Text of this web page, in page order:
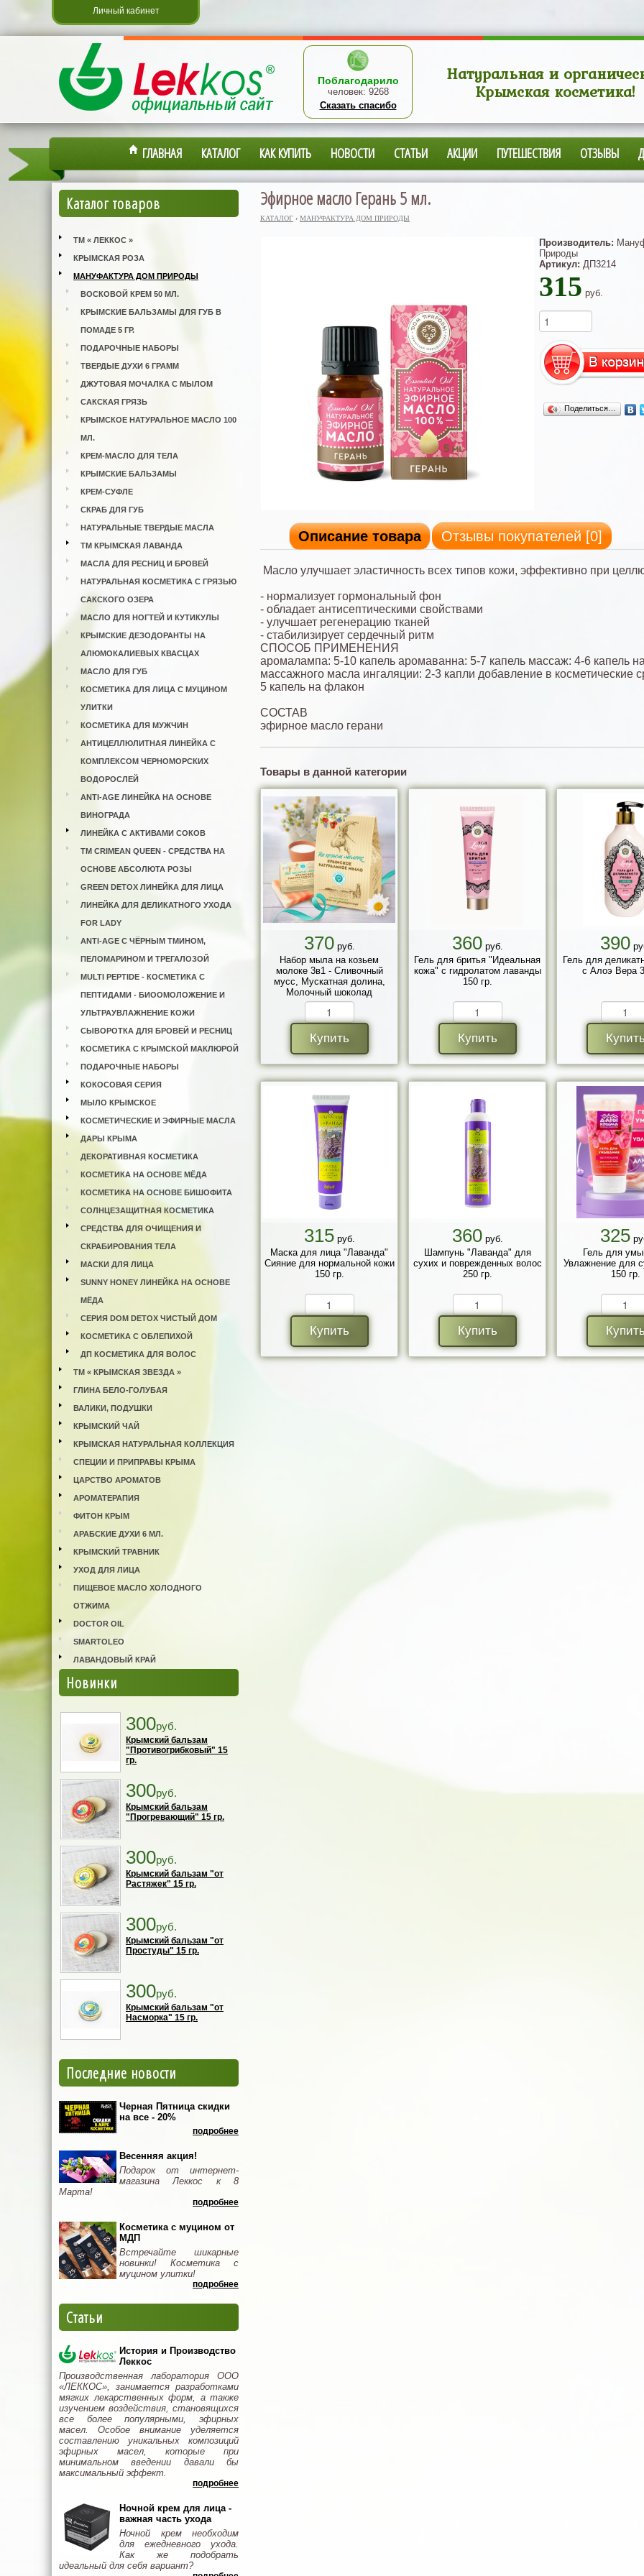
Личный кабинет
Поблагодарило
человек: 9268
Сказать спасибо
Натуральная и
Крымская косметика!
ГЛАВНАЯ КАТАЛОГ КАК КУПИТЬ НОВОСТИ СТАТЬИ АКЦИИ ПУТЕШЕСТВИЯ ОТЗЫВЫ
Каталог товаров
ТМ « ЛЕККОС »
КРЫМСКАЯ РОЗА
МАНУФАКТУРА ДОМ ПРИРОДЫ
ВОСКОВОЙ КРЕМ 50 МЛ.
КРЫМСКИЕ БАЛЬЗАМЫ ДЛЯ ГУБ В
ПОМАДЕ 5 ГР.
ПОДАРОЧНЫЕ НАБОРЫ
ТВЕРДЫЕ ДУХИ 6 ГРАММ
ДЖУТОВАЯ МОЧАЛКА С МЫЛОМ
САКСКАЯ ГРЯЗЬ
КРЫМСКОЕ НАТУРАЛЬНОЕ МАСЛО 100
МЛ.
КРЕМ-МАСЛО ДЛЯ ТЕЛА
КРЫМСКИЕ БАЛЬЗАМЫ
КРЕМ-СУФЛЕ
СКРАБ ДЛЯ ГУБ
НАТУРАЛЬНЫЕ ТВЕРДЫЕ МАСЛА
ТМ КРЫМСКАЯ ЛАВАНДА
МАСЛА ДЛЯ РЕСНИЦ И БРОВЕЙ
НАТУРАЛЬНАЯ КОСМЕТИКА С ГРЯЗЬЮ
САКСКОГО ОЗЕРА
МАСЛО ДЛЯ НОГТЕЙ И КУТИКУЛЫ
КРЫМСКИЕ ДЕЗОДОРАНТЫ НА
АЛЮМОКАЛИЕВЫХ КВАСЦАХ
МАСЛО ДЛЯ ГУБ
КОСМЕТИКА ДЛЯ ЛИЦА С МУЦИНОМ
УЛИТКИ
КОСМЕТИКА ДЛЯ МУЖЧИН
АНТИЦЕЛЛЮЛИТНАЯ ЛИНЕЙКА С
КОМПЛЕКСОМ ЧЕРНОМОРСКИХ
ВОДОРОСЛЕЙ
ANTI-AGE ЛИНЕЙКА НА ОСНОВЕ
ВИНОГРАДА
ЛИНЕЙКА С АКТИВАМИ СОКОВ
ТМ CRIMEAN QUEEN - СРЕДСТВА НА
ОСНОВЕ АБСОЛЮТА РОЗЫ
GREEN DETOX ЛИНЕЙКА ДЛЯ ЛИЦА
ЛИНЕЙКА ДЛЯ ДЕЛИКАТНОГО УХОДА
FOR LADY
ANTI-AGE С ЧЁРНЫМ ТМИНОМ,
ПЕЛОМАРИНОМ И ТРЕГАЛОЗОЙ
MULTI PEPTIDE - КОСМЕТИКА С
ПЕПТИДАМИ - БИООМОЛОЖЕНИЕ И
УЛЬТРАУВЛАЖНЕНИЕ КОЖИ
СЫВОРОТКА ДЛЯ БРОВЕЙ И РЕСНИЦ
КОСМЕТИКА С КРЫМСКОЙ МАКЛЮРОЙ
ПОДАРОЧНЫЕ НАБОРЫ
КОКОСОВАЯ СЕРИЯ
МЫЛО КРЫМСКОЕ
КОСМЕТИЧЕСКИЕ И ЭФИРНЫЕ МАСЛА
ДАРЫ КРЫМА
ДЕКОРАТИВНАЯ КОСМЕТИКА
КОСМЕТИКА НА ОСНОВЕ МЁДА
КОСМЕТИКА НА ОСНОВЕ БИШОФИТА
СОЛНЦЕЗАЩИТНАЯ КОСМЕТИКА
СРЕДСТВА ДЛЯ ОЧИЩЕНИЯ И
СКРАБИРОВАНИЯ ТЕЛА
МАСКИ ДЛЯ ЛИЦА
SUNNY HONEY ЛИНЕЙКА НА ОСНОВЕ
МЁДА
СЕРИЯ DOM DETOX ЧИСТЫЙ ДОМ
КОСМЕТИКА С ОБЛЕПИХОЙ
ДП КОСМЕТИКА ДЛЯ ВОЛОС
ТМ « КРЫМСКАЯ ЗВЕЗДА »
ГЛИНА БЕЛО-ГОЛУБАЯ
ВАЛИКИ, ПОДУШКИ
КРЫМСКИЙ ЧАЙ
КРЫМСКАЯ НАТУРАЛЬНАЯ КОЛЛЕКЦИЯ
СПЕЦИИ И ПРИПРАВЫ КРЫМА
ЦАРСТВО АРОМАТОВ
АРОМАТЕРАПИЯ
ФИТОН КРЫМ
АРАБСКИЕ ДУХИ 6 МЛ.
КРЫМСКИЙ ТРАВНИК
УХОД ДЛЯ ЛИЦА
ПИЩЕВОЕ МАСЛО ХОЛОДНОГО
ОТЖИМА
DOCTOR OIL
SMARTOLEO
ЛАВАНДОВЫЙ КРАЙ
Новинки
300руб.
Крымский бальзам
"Противогрибковый" 15
гр.
300руб.
Крымский бальзам
"Прогревающий" 15 гр.
300руб.
Крымский бальзам "от
Растяжек" 15 гр.
300руб.
Крымский бальзам "от
Простуды" 15 гр.
300руб.
Крымский бальзам "от
Насморка" 15 гр.
Последние новости
Черная Пятница скидки
на все - 20%
подробнее
Весенняя акция!
Подарок от интернет-
магазина Леккос к 8
Марта!
подробнее
Косметика с муцином от
МДП
Встречайте шикарные
новинки! Косметика с
муцином улитки!
подробнее
Статьи
История и Производство
Леккос
Производственная лаборатория ООО
«ЛЕККОС», занимается разработками
мягких лекарственных форм, а также
изучением воздействия, становящихся
все более популярными, эфирных
масел. Особое внимание уделяется
составлению уникальных композиций
эфирных масел, которые при
минимальном введении давали бы
максимальный эффект.
подробнее
Ночной крем для лица -
важная часть ухода
Ночной крем необходим
для ежедневного ухода.
Как же подобрать
идеальный для себя вариант?
Эфирное масло Герань 5 мл.
КАТАЛОГ › МАНУФАКТУРА ДОМ ПРИРОДЫ
Производитель:
Природы
Артикул: ДП3214
315 руб.
Поделиться…
Описание товара Отзывы покупателей [0]
Масло улучшает эластичность всех типов кожи, эффективно при
- нормализует гормональный фон
- обладает антисептическими свойствами
- улучшает регенерацию тканей
- стабилизирует сердечный ритм
СПОСОБ ПРИМЕНЕНИЯ
аромалампа: 5-10 капель аромаванна: 5-7 капель массаж: 4-6 капель
массажного масла ингаляции: 2-3 капли добавление в косметические
5 капель на флакон
СОСТАВ
эфирное масло герани
Товары в данной категории
370руб.
Набор мыла на козьем
молоке 3в1 - Сливочный
мусс, Мускатная долина,
Молочный шоколад
Купить
360руб.
Гель для бритья "Идеальная
кожа" с гидролатом лаванды
150 гр.
Купить
390
Гель для
с Алоэ Вера
315руб.
Маска для лица "Лаванда"
Сияние для нормальной кожи
150 гр.
Купить
360руб.
Шампунь "Лаванда" для
сухих и поврежденных волос
250 гр.
Купить
325
Гель для
Увлажнение для
150 гр.